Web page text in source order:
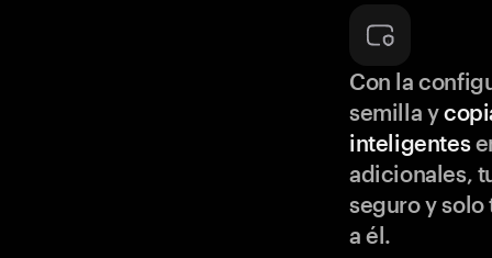
Con la
semilla y
inteligentes
adicionales,
seguro y
a él.